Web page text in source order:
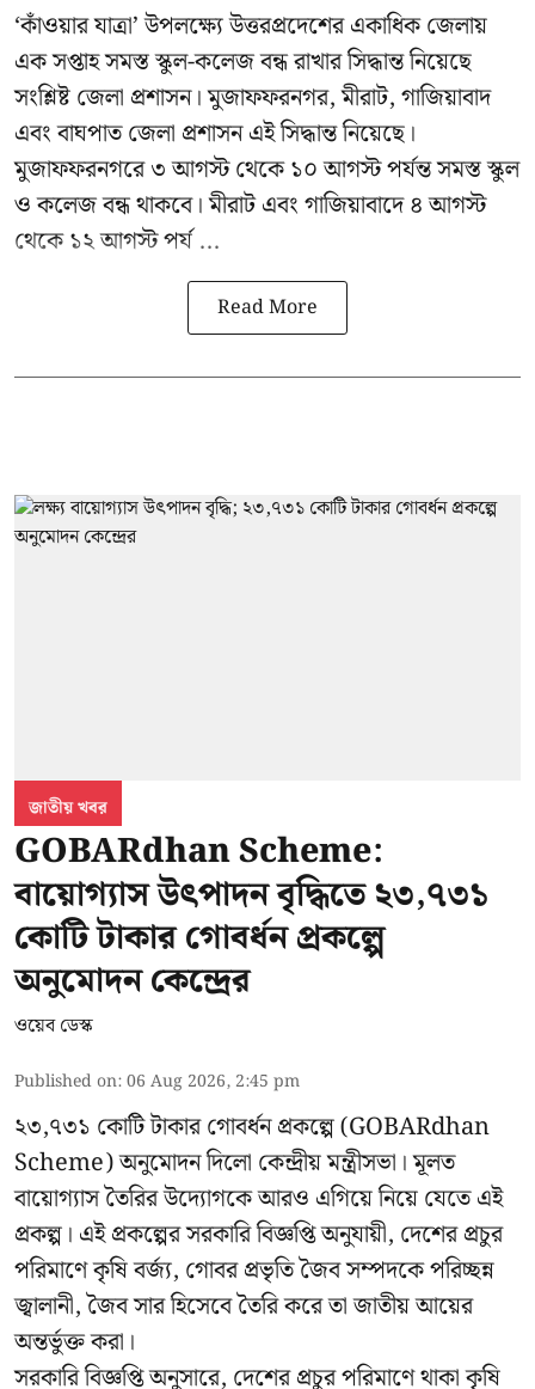
‘কাঁওয়ার যাত্রা’উপলক্ষ্যে উত্তরপ্রদেশের একাধিক জেলায়
এক সপ্তাহ সমস্ত স্কুল-কলেজ বন্ধ রাখার সিদ্ধান্ত নিয়েছে
সংশ্লিষ্ট জেলা প্রশাসন। মুজাফফরনগর, মীরাট, গাজিয়াবাদ
এবং বাঘপাত জেলা প্রশাসন এই সিদ্ধান্ত নিয়েছে।
মুজাফফরনগরে ৩ আগস্ট থেকে ১০ আগস্ট পর্যন্ত সমস্ত স্কুল
ও কলেজ বন্ধ থাকবে। মীরাট এবং গাজিয়াবাদে ৪ আগস্ট
থেকে ১২ আগস্ট পর্য ...
Read More
জাতীয় খবর
GOBARdhan Scheme:
বায়োগ্যাস উৎপাদন বৃদ্ধিতে ২৩,৭৩১
কোটি টাকার গোবর্ধন প্রকল্পে
অনুমোদন কেন্দ্রের
ওয়েব ডেস্ক
Published on:06 Aug 2026, 2:45 pm
২৩,৭৩১ কোটি টাকার গোবর্ধন প্রকল্পে (GOBARdhan
Scheme) অনুমোদন দিলো কেন্দ্রীয় মন্ত্রীসভা। মূলত
বায়োগ্যাস তৈরির উদ্যোগকে আরও এগিয়ে নিয়ে যেতে এই
প্রকল্প। এই প্রকল্পের সরকারি বিজ্ঞপ্তি অনুযায়ী, দেশের প্রচুর
পরিমাণে কৃষি বর্জ্য, গোবর প্রভৃতি জৈব সম্পদকে পরিচ্ছন্ন
জ্বালানী, জৈব সার হিসেবে তৈরি করে তা জাতীয় আয়ের
অন্তর্ভুক্ত করা।
সরকারি বিজ্ঞপ্তি অনুসারে, দেশের প্রচুর পরিমাণে থাকা কৃষি